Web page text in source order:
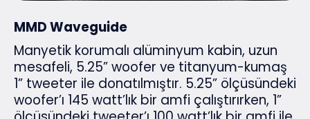
MMD Waveguide
Manyetik korumalı alüminyum kabin, uzun
mesafeli, 5.25” woofer ve titanyum-kumaş
1” tweeter ile donatılmıştır. 5.25” ölçüsündeki
woofer’ı 145 watt’lık bir amfi çalıştırırken, 1”